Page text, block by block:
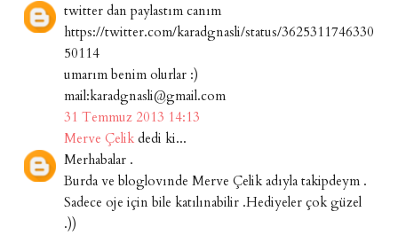
twitter dan paylastım canım
https://twitter.com/karadgnasli/status/3625311746330
50114
umarım benim olurlar :)
mail:karadgnasli@gmail.com
31 Temmuz 2013 14:13
Merve Çelikdedi ki...
Merhabalar .
Burda ve bloglovınde Merve Çelik adıyla takipdeym .
Sadece oje için bile katılınabilir .Hediyeler çok güzel
.))